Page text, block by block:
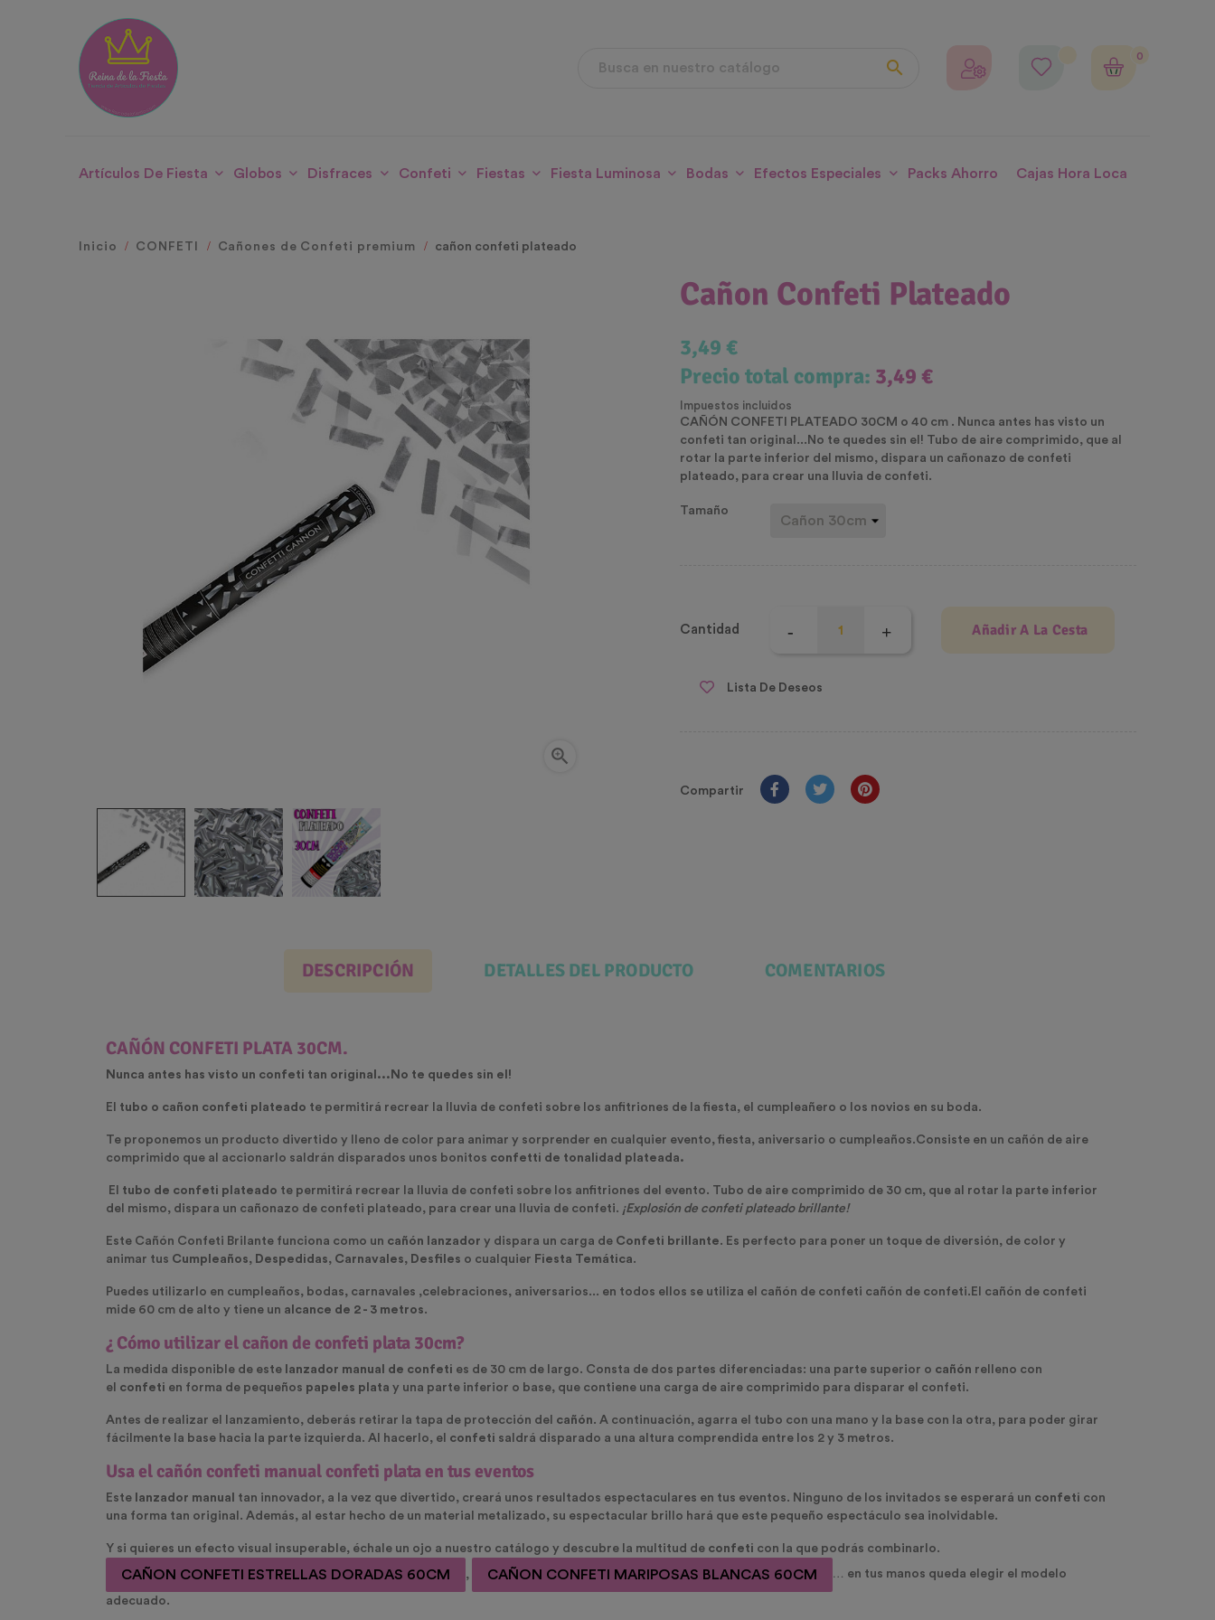

0
Artículos De Fiesta Globos Disfraces Confeti Fiestas Fiesta Luminosa Bodas Efectos Especiales Packs Ahorro Cajas Hora Loca
Inicio CONFETI Cañones de Confeti premium cañon confeti plateado

Cañon Confeti Plateado
3,49 €
Precio total compra: 3,49 €
Impuestos incluidos
CAÑÓN CONFETI PLATEADO 30CM o 40 cm . Nunca antes has visto un
confeti tan original...No te quedes sin el! Tubo de aire comprimido, que al
rotar la parte inferior del mismo, dispara un cañonazo de confeti
plateado, para crear una lluvia de confeti.
Tamaño
Cantidad Añadir A La Cesta
Lista De Deseos
Compartir
DESCRIPCIÓN DETALLES DEL PRODUCTO COMENTARIOS
CAÑÓN CONFETI PLATA 30CM.
Nunca antes has visto un confeti tan original...No te quedes sin el!
El tubo o cañon confeti plateado te permitirá recrear la lluvia de confeti sobre los anfitriones de la fiesta, el cumpleañero o los novios en su boda.
Te proponemos un producto divertido y lleno de color para animar y sorprender en cualquier evento, fiesta, aniversario o cumpleaños.Consiste en un cañón de aire
comprimido que al accionarlo saldrán disparados unos bonitos confetti de tonalidad plateada.
El tubo de confeti plateado te permitirá recrear la lluvia de confeti sobre los anfitriones del evento. Tubo de aire comprimido de 30 cm, que al rotar la parte inferior
del mismo, dispara un cañonazo de confeti plateado, para crear una lluvia de confeti. ¡Explosión de confeti plateado brillante!
Este Cañón Confeti Brilante funciona como un cañón lanzador y dispara un carga de Confeti brillante. Es perfecto para poner un toque de diversión, de color y
animar tus Cumpleaños, Despedidas, Carnavales, Desfiles o cualquier Fiesta Temática.
Puedes utilizarlo en cumpleaños, bodas, carnavales ,celebraciones, aniversarios... en todos ellos se utiliza el cañón de confeti cañón de confeti.El cañón de confeti
mide 60 cm de alto y tiene un alcance de 2 - 3 metros.
¿ Cómo utilizar el cañon de confeti plata 30cm?
La medida disponible de este lanzador manual de confeti es de 30 cm de largo. Consta de dos partes diferenciadas: una parte superior o cañón relleno con
el confeti en forma de pequeños papeles plata y una parte inferior o base, que contiene una carga de aire comprimido para disparar el confeti.
Antes de realizar el lanzamiento, deberás retirar la tapa de protección del cañón. A continuación, agarra el tubo con una mano y la base con la otra, para poder girar
fácilmente la base hacia la parte izquierda. Al hacerlo, el confeti saldrá disparado a una altura comprendida entre los 2 y 3 metros.
Usa el cañón confeti manual confeti plata en tus eventos
Este lanzador manual tan innovador, a la vez que divertido, creará unos resultados espectaculares en tus eventos. Ninguno de los invitados se esperará un confeti con
una forma tan original. Además, al estar hecho de un material metalizado, su espectacular brillo hará que este pequeño espectáculo sea inolvidable.
Y si quieres un efecto visual insuperable, échale un ojo a nuestro catálogo y descubre la multitud de confeti con la que podrás combinarlo.
CAÑON CONFETI ESTRELLAS DORADAS 60CM , CAÑON CONFETI MARIPOSAS BLANCAS 60CM … en tus manos queda elegir el modelo
adecuado.